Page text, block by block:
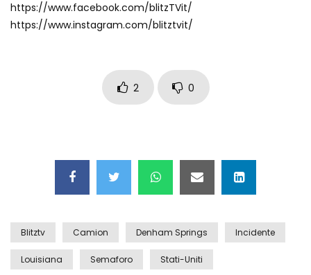
Grattacielo crolla per un incendio
Il gelo estremo crea un vulcano
incredibile
https://www.facebook.com/blitzTVit/
https://www.instagram.com/blitztvit/
2 0
Blitztv Camion Denham Springs Incidente
Louisiana Semaforo Stati-Uniti